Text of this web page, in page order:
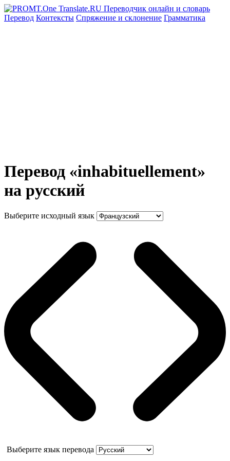
Перевод Контексты Спряжение и склонение Грамматика
Перевод «inhabituellement»
на русский
Выберите исходный язык
Выберите язык перевода